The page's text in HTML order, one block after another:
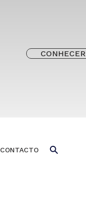
CONHECER
CONTACTO